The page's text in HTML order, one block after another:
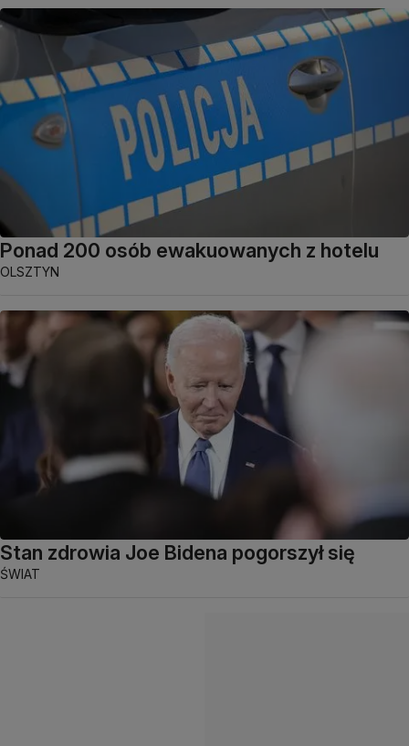
Ponad 200 osób ewakuowanych z hotelu
OLSZTYN
Stan zdrowia Joe Bidena pogorszył się
ŚWIAT